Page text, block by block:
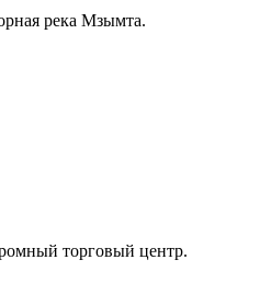
река Мзымта.
торговый центр.